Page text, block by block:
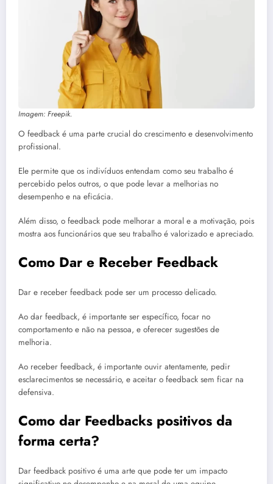
Imagem: Freepik.
O feedback é uma parte crucial do crescimento e desenvolvimento
profissional.
Ele permite que os indivíduos entendam como seu trabalho é
percebido pelos outros, o que pode levar a melhorias no
desempenho e na eficácia.
Além disso, o feedback pode melhorar a moral e a motivação, pois
mostra aos funcionários que seu trabalho é valorizado e apreciado.
Como Dar e Receber Feedback
Dar e receber feedback pode ser um processo delicado.
Ao dar feedback, é importante ser específico, focar no
comportamento e não na pessoa, e oferecer sugestões de
melhoria.
Ao receber feedback, é importante ouvir atentamente, pedir
esclarecimentos se necessário, e aceitar o feedback sem ficar na
defensiva.
Como dar Feedbacks positivos da
forma certa?
Dar feedback positivo é uma arte que pode ter um impacto